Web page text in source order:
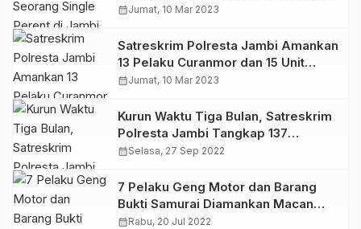
Lakukan Curanmor Bersama Sang
calendar_monthJumat, 10 Mar 2023
Satreskrim Polresta Jambi Amankan
13 Pelaku Curanmor dan 15 Unit
Sepeda Motor Hasil Curian
calendar_monthJumat, 10 Mar 2023
Kurun Waktu Tiga Bulan, Satreskrim
Polresta Jambi Tangkap 137
Anggota Geng Motor
calendar_monthSelasa, 27 Sep 2022
7 Pelaku Geng Motor dan Barang
Bukti Samurai Diamankan Macan
Polresta Jambi
calendar_monthRabu, 20 Jul 2022